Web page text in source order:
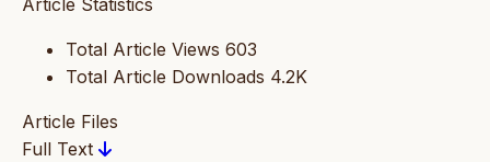
Article Statistics
Total Article Views 603
Total Article Downloads 4.2K
Article Files
Full Text